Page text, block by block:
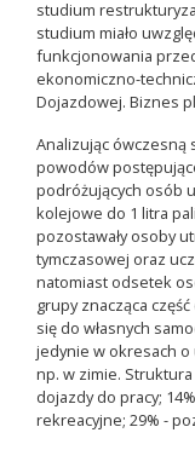
studium
studium miało
funkcjonowania
ekonomiczno-
Dojazdowej. Biznes
Analizując ówczesną
powodów
podróżujących osób
kolejowe do 1 litra
pozostawały osoby
tymczasowej oraz
natomiast odsetek
grupy znacząca
się do własnych
jedynie w okresach o
np. w zimie.
dojazdy do pracy;
rekreacyjne; 29% -